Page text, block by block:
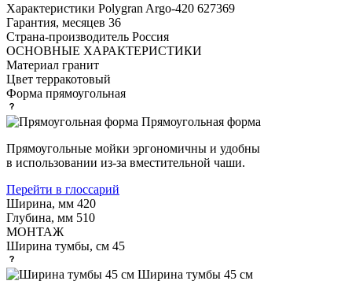
Характеристики Polygran Argo-420 627369
Гарантия, месяцев 36
Страна-производитель Россия
ОСНОВНЫЕ ХАРАКТЕРИСТИКИ
Материал гранит
Цвет терракотовый
Форма прямоугольная
Прямоугольная форма
Прямоугольные мойки эргономичны и удобны
в использовании из-за вместительной чаши.
Перейти в глоссарий
Ширина, мм 420
Глубина, мм 510
МОНТАЖ
Ширина тумбы, см 45
Ширина тумбы 45 см